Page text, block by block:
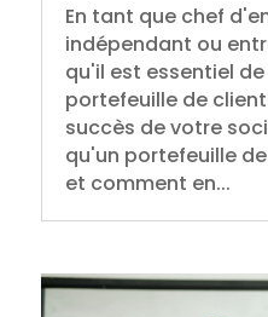
En tant que chef
indépendant ou
qu'il est essentiel
portefeuille de
succès de votre
qu'un portefeuille
et comment en...